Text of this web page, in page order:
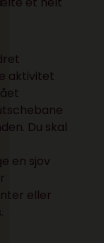
aktivitet
Du skal
en sjov
eller